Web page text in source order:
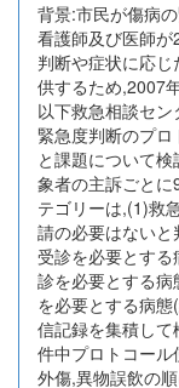
背景:市民が傷病
看護師及び医師
判断や症状に応
供するため,2007
以下救急相談セ
緊急度判断のプ
と課題について
象者の主訴ごと
テゴリーは,(1)救
請の必要はない
受診を必要とす
診を必要とする
を必要とする病
信記録を集積し
件中プロトコー
外傷,異物誤飲の